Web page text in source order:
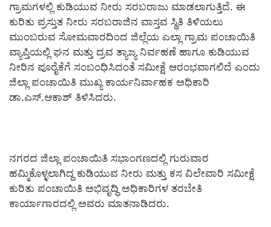
ಗ್ರಾಮಗಳಲ್ಲಿ ಕುಡಿಯುವ ನೀರು ಸರಬರಾಜು ಮಾಡಲಾಗುತ್ತಿದೆ. ಈ
ಕುರಿತು ಪ್ರಸ್ತುತ ನೀರು ಸರಬರಾಜಿನ ವಾಸ್ತವ ಸ್ಥಿತಿ ತಿಳಿಯಲು
ಮುಂಬರುವ ಸೋಮವಾರದಿಂದ ಜಿಲ್ಲೆಯ ಎಲ್ಲಾ ಗ್ರಾಮ ಪಂಚಾಯಿತಿ
ವ್ಯಾಪ್ತಿಯಲ್ಲಿ ಘನ ಮತ್ತು ದ್ರವ ತ್ಯಾಜ್ಯ ನಿರ್ವಹಣೆ ಹಾಗೂ ಕುಡಿಯುವ
ನೀರಿನ ಪೂರೈಕೆಗೆ ಸಂಬಂಧಿಸಿದಂತೆ ಸಮೀಕ್ಷೆ ಆರಂಭವಾಗಲಿದೆ ಎಂದು
ಜಿಲ್ಲಾ ಪಂಚಾಯಿತಿ ಮುಖ್ಯ ಕಾರ್ಯನಿರ್ವಾಹಕ ಅಧಿಕಾರಿ
ಡಾ.ಎಸ್.ಆಕಾಶ್ ತಿಳಿಸಿದರು.
ನಗರದ ಜಿಲ್ಲಾ ಪಂಚಾಯಿತಿ ಸಭಾಂಗಣದಲ್ಲಿ ಗುರುವಾರ
ಹಮ್ಮಿಕೊಳ್ಳಲಾಗಿದ್ದ ಕುಡಿಯುವ ನೀರು ಮತ್ತು ಕಸ ವಿಲೇವಾರಿ ಸಮೀಕ್ಷೆ
ಕುರಿತು ಪಂಚಾಯಿತಿ ಅಭಿವೃದ್ಧಿ ಅಧಿಕಾರಿಗಳ ತರಬೇತಿ
ಕಾರ್ಯಾಗಾರದಲ್ಲಿ ಅವರು ಮಾತನಾಡಿದರು.